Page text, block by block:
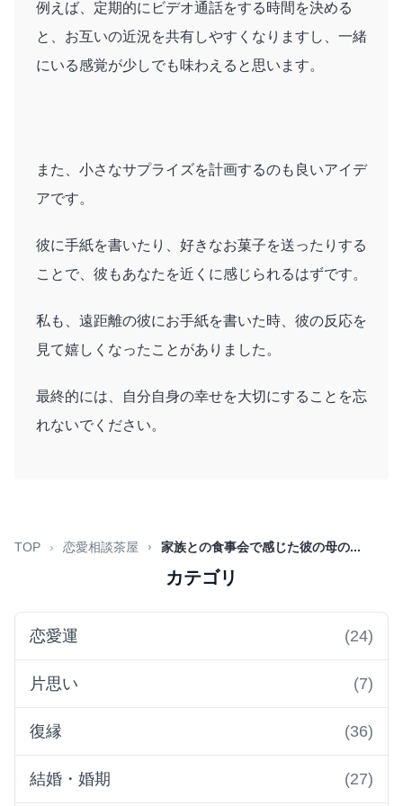
例えば、定期的にビデオ通話をする時間を決める
と、お互いの近況を共有しやすくなりますし、一緒
にいる感覚が少しでも味わえると思います。
また、小さなサプライズを計画するのも良いアイデ
アです。
彼に手紙を書いたり、好きなお菓子を送ったりする
ことで、彼もあなたを近くに感じられるはずです。
私も、遠距離の彼にお手紙を書いた時、彼の反応を
見て嬉しくなったことがありました。
最終的には、自分自身の幸せを大切にすることを忘
れないでください。
TOP 恋愛相談茶屋 家族との食事会で感じた彼の母の...
カテゴリ
恋愛運 (24)
片思い (7)
復縁 (36)
結婚・婚期 (27)